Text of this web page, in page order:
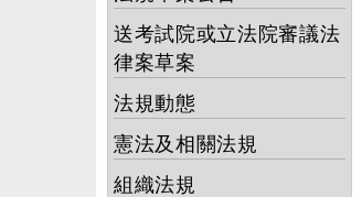
送考試院或立法院審議法
律案草案
法規動態
憲法及相關法規
組織法規